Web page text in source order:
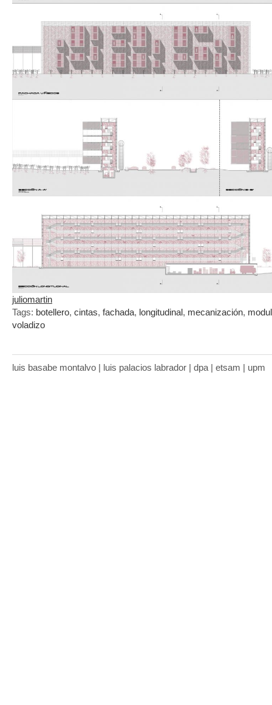
juliomartin
Tags: botellero, cintas, fachada, longitudinal, mecanización,
voladizo
luis basabe montalvo | luis palacios labrador | dpa | etsam | upm